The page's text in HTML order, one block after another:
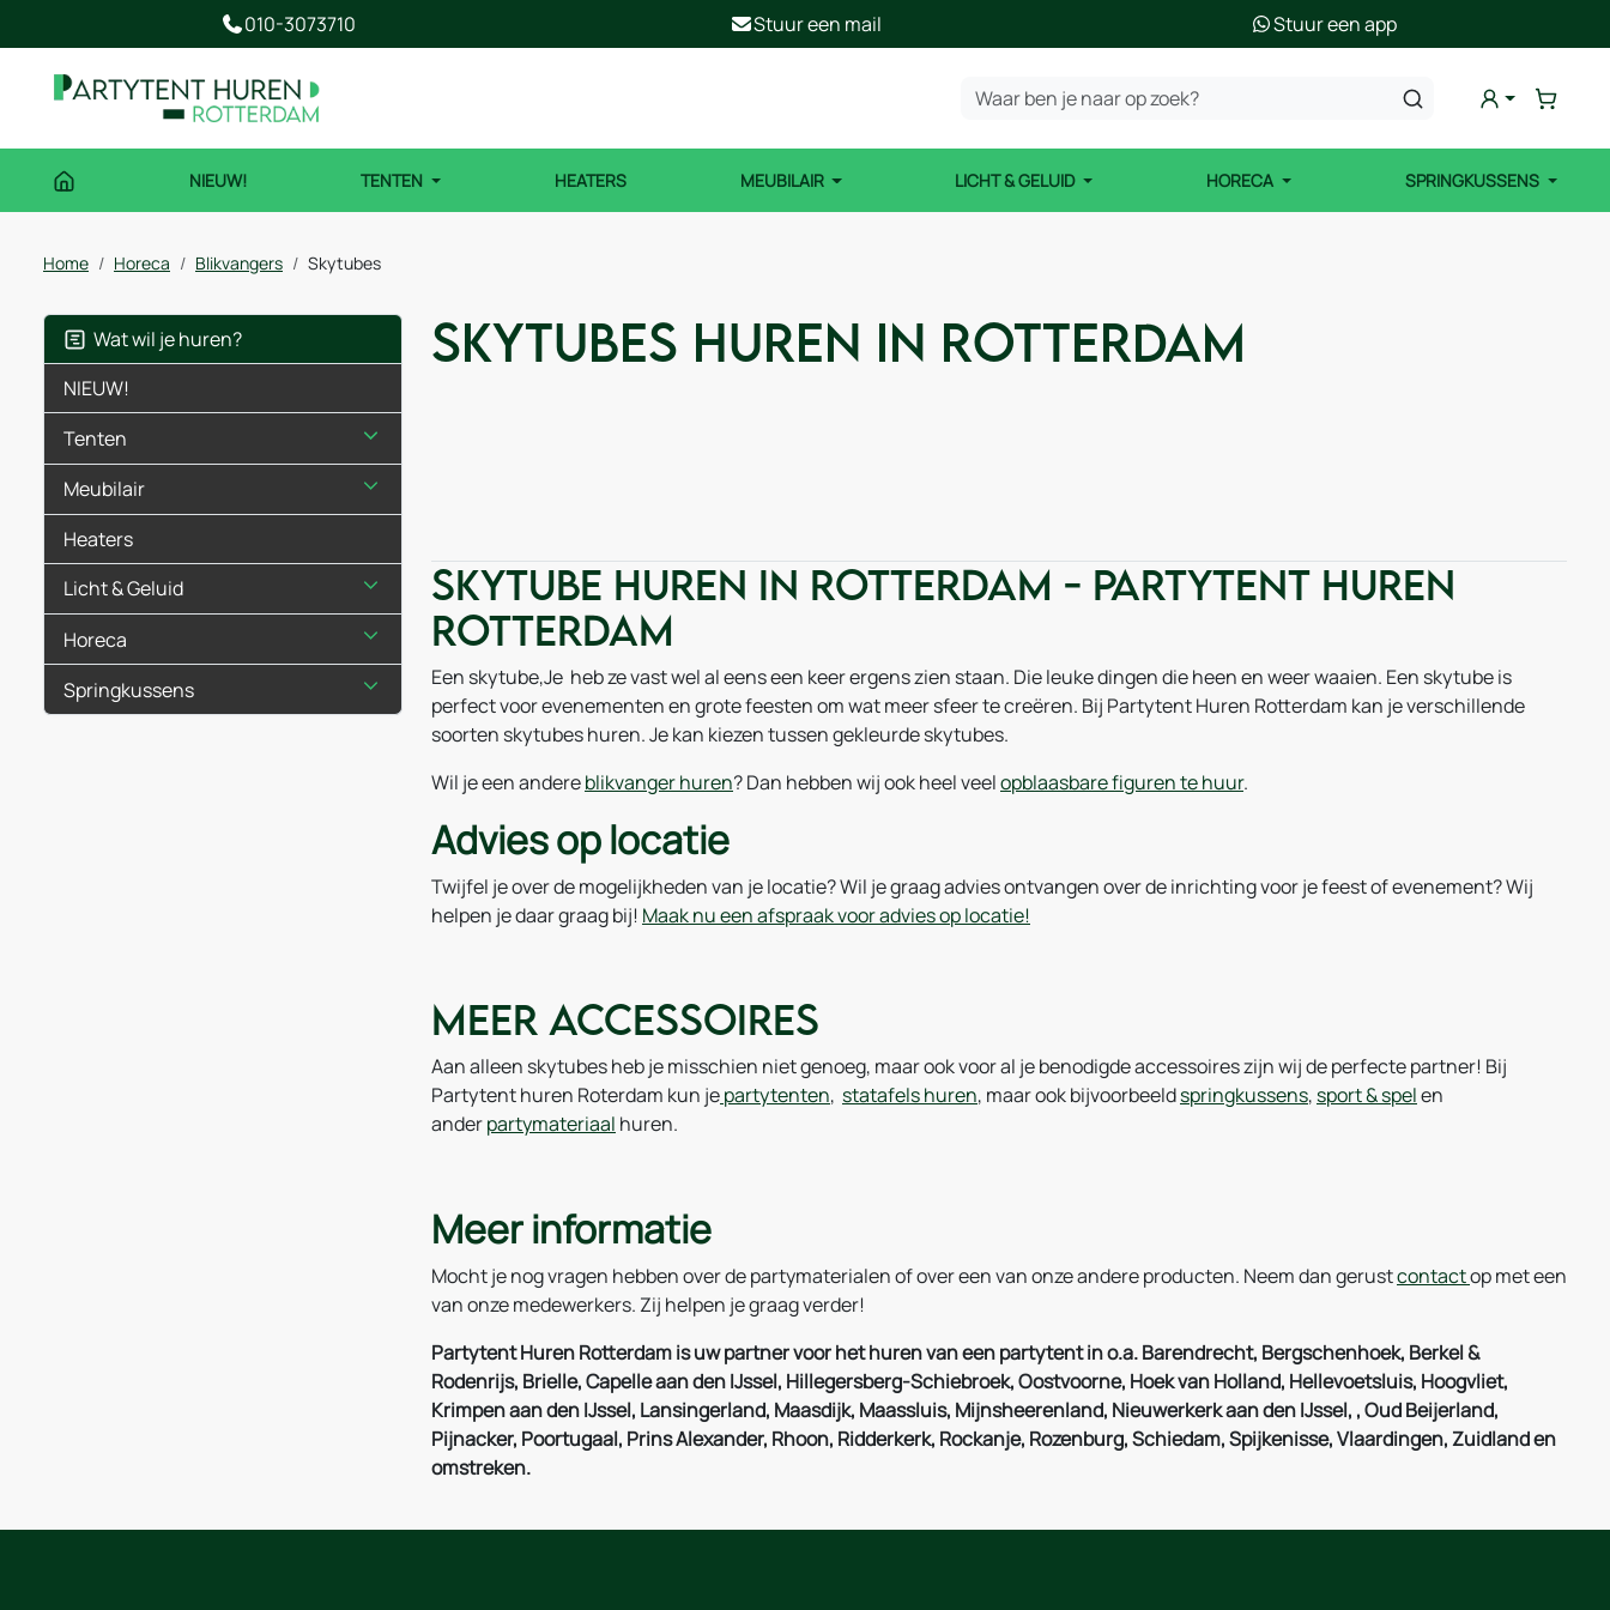
010-3073710 Stuur een mail Stuur een app
NIEUW! TENTEN HEATERS MEUBILAIR LICHT & GELUID HORECA SPRINGKUSSENS
Home Horeca Blikvangers Skytubes
Wat wil je huren?
NIEUW!
Tenten
Meubilair
Heaters
Licht & Geluid
Horeca
Springkussens
Skytubes huren in Rotterdam
Skytube huren in Rotterdam - Partytent huren
Rotterdam
Een skytube,Je heb ze vast wel al eens een keer ergens zien staan. Die leuke dingen die heen en weer waaien. Een skytube is
perfect voor evenementen en grote feesten om wat meer sfeer te creëren. Bij Partytent Huren Rotterdam kan je verschillende
soorten skytubes huren. Je kan kiezen tussen gekleurde skytubes.
Wil je een andereblikvanger huren? Dan hebben wij ook heel veelopblaasbare figuren te huur.
Advies op locatie
Twijfel je over de mogelijkheden van je locatie? Wil je graag advies ontvangen over de inrichting voor je feest of evenement? Wij
helpen je daar graag bij! Maak nu een afspraak voor advies op locatie!
Meer accessoires
Aan alleen skytubes heb je misschien niet genoeg, maar ook voor al je benodigde accessoires zijn wij de perfecte partner! Bij
Partytent huren Roterdam kun jepartytenten, statafels huren, maar ook bijvoorbeeldspringkussens, sport & spelen
anderpartymateriaal huren.
Meer informatie
Mocht je nog vragen hebben over de partymaterialen of over een van onze andere producten. Neem dan gerustcontactop met een
van onze medewerkers. Zij helpen je graag verder!
Partytent Huren Rotterdam is uw partner voor het huren van een partytent in o.a. Barendrecht, Bergschenhoek, Berkel &
Rodenrijs, Brielle, Capelle aan den IJssel, Hillegersberg-Schiebroek, Oostvoorne, Hoek van Holland, Hellevoetsluis, Hoogvliet,
Krimpen aan den IJssel, Lansingerland, Maasdijk, Maassluis, Mijnsheerenland, Nieuwerkerk aan den IJssel, , Oud Beijerland,
Pijnacker, Poortugaal, Prins Alexander, Rhoon, Ridderkerk, Rockanje, Rozenburg, Schiedam, Spijkenisse, Vlaardingen, Zuidland en
omstreken.